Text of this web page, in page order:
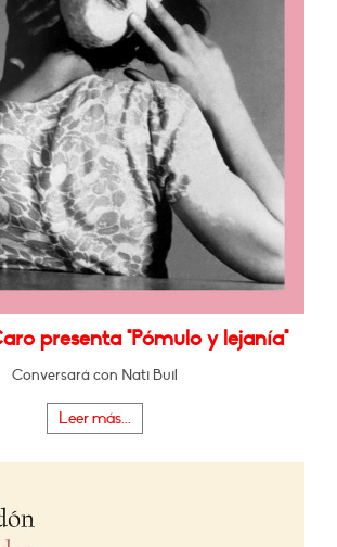
presenta "Pómulo y lejanía"
Conversará con Nati Buil
Leer más...